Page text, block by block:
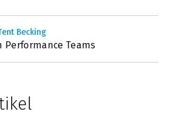
Becking
Performance Teams